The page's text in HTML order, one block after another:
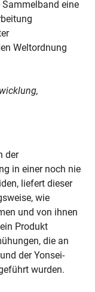
Sammelband eine
Weltordnung
der
in einer noch nie
liefert dieser
wie
und von ihnen
Produkt
die an
der Yonsei-
wurden.